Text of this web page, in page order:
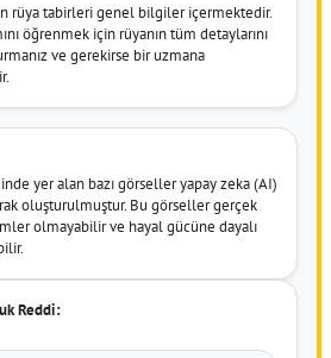
rüya tabirleri genel bilgiler içermektedir.
öğrenmek için rüyanın tüm detaylarını
ve gerekirse bir uzmana
yer alan bazı görseller yapay zeka (AI)
oluşturulmuştur. Bu görseller gerçek
olmayabilir ve hayal gücüne dayalı
Reddi: